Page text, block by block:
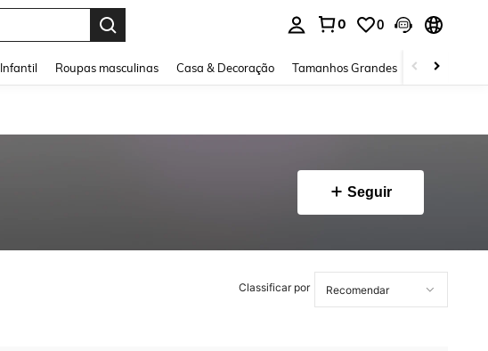
0 0
Infantil Roupas masculinas Casa & Decoração Tamanhos Grandes Joias e
Seguir
Classificar por